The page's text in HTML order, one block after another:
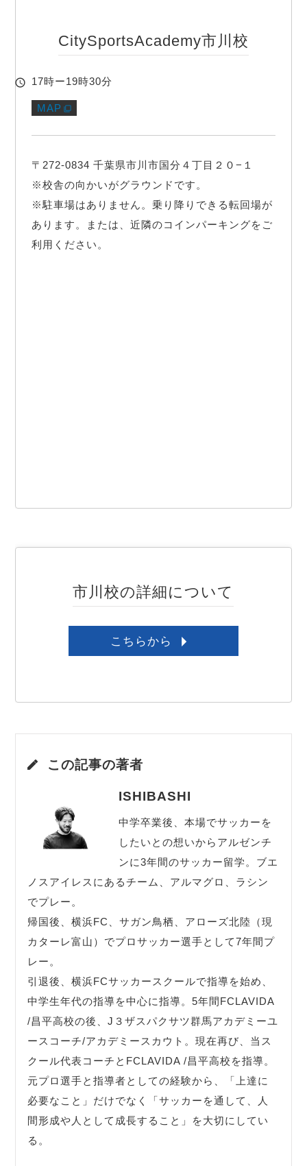
CitySportsAcademy市川校
17時ー19時30分
MAP
〒272-0834 千葉県市川市国分４丁目２０−１
※校舎の向かいがグラウンドです。
※駐車場はありません。乗り降りできる転回場が
あります。または、近隣のコインパーキングをご
利用ください。
市川校の詳細について
こちらから
この記事の著者
ISHIBASHI
中学卒業後、本場でサッカーを
したいとの想いからアルゼンチ
ンに3年間のサッカー留学。ブエ
ノスアイレスにあるチーム、アルマグロ、ラシン
でプレー。
帰国後、横浜FC、サガン鳥栖、アローズ北陸（現
カターレ富山）でプロサッカー選手として7年間プ
レー。
引退後、横浜FCサッカースクールで指導を始め、
中学生年代の指導を中心に指導。5年間FCLAVIDA
/昌平高校の後、J３ザスパクサツ群馬アカデミーユ
ースコーチ/アカデミースカウト。現在再び、当ス
クール代表コーチとFCLAVIDA /昌平高校を指導。
元プロ選手と指導者としての経験から、「上達に
必要なこと」だけでなく「サッカーを通して、人
間形成や人として成長すること」を大切にしてい
る。